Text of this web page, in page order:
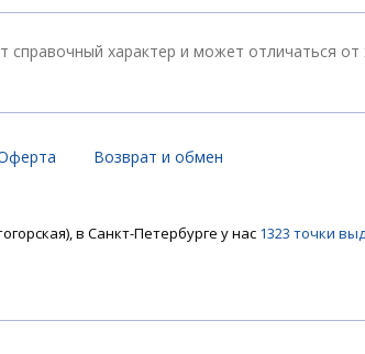
справочный характер и может отличаться
Возврат и обмен
в Санкт-Петербурге у нас 1323 точки